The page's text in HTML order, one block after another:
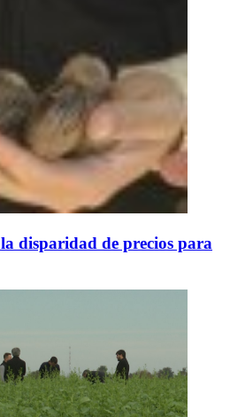
disparidad de precios para